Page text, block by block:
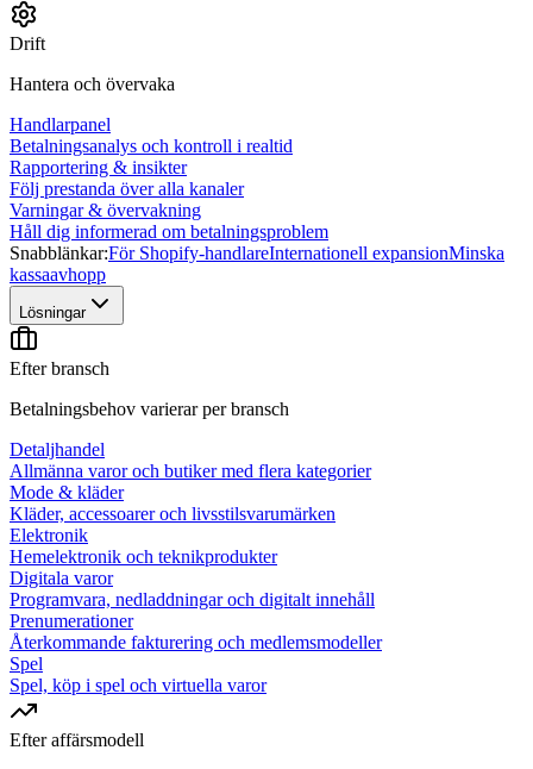
Drift
Hantera och övervaka
Handlarpanel
Betalningsanalys och kontroll i realtid
Rapportering & insikter
Följ prestanda över alla kanaler
Varningar & övervakning
Håll dig informerad om betalningsproblem
Snabblänkar:För Shopify-handlareInternationell expansionMinska
kassaavhopp
Lösningar
Efter bransch
Betalningsbehov varierar per bransch
Detaljhandel
Allmänna varor och butiker med flera kategorier
Mode & kläder
Kläder, accessoarer och livsstilsvarumärken
Elektronik
Hemelektronik och teknikprodukter
Digitala varor
Programvara, nedladdningar och digitalt innehåll
Prenumerationer
Återkommande fakturering och medlemsmodeller
Spel
Spel, köp i spel och virtuella varor
Efter affärsmodell